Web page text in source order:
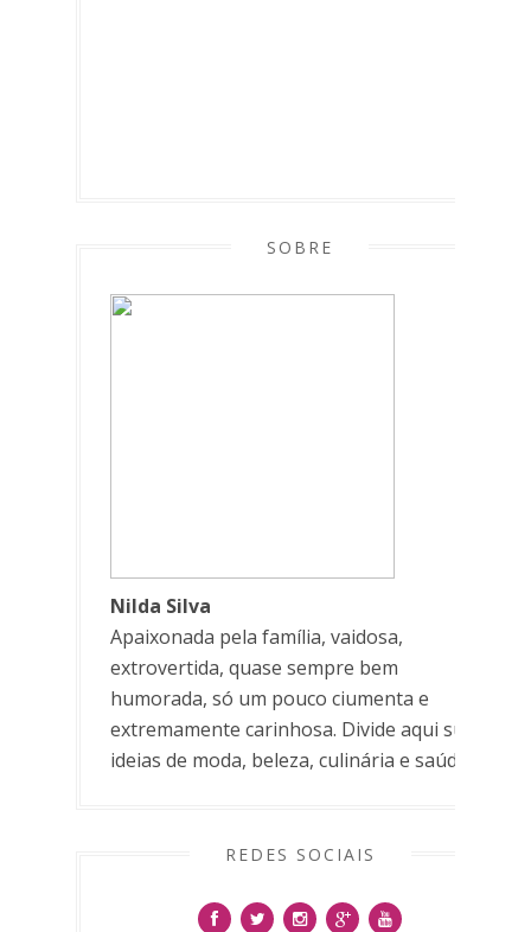
SOBRE
Nilda Silva
Apaixonada pela família, vaidosa,
extrovertida, quase sempre bem
humorada, só um pouco ciumenta e
extremamente carinhosa. Divide aqui suas
ideias de moda, beleza, culinária e saúde.
REDES SOCIAIS